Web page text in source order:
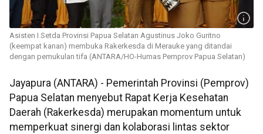
Asisten I Setda Provinsi Papua Selatan Agustinus Joko Guritno
(keempat kanan) membuka Rakerkesda di Merauke yang ditandai
dengan pemukulan tifa (ANTARA/HO-Humas Pemprov Papua Selatan)
Jayapura (ANTARA) - Pemerintah Provinsi (Pemprov)
Papua Selatan menyebut Rapat Kerja Kesehatan
Daerah (Rakerkesda) merupakan momentum untuk
memperkuat sinergi dan kolaborasi lintas sektor